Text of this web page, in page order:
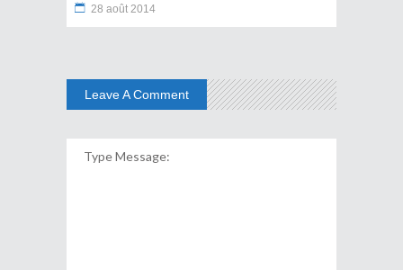
28 août 2014
Leave A Comment